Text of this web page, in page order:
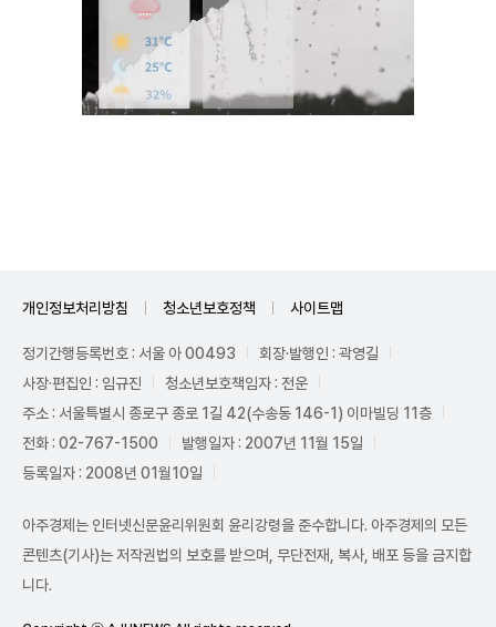
개인정보처리방침 청소년보호정책 사이트맵
정기간행등록번호 : 서울 아 00493
회장·발행인 : 곽영길
사장·편집인 : 임규진
청소년보호책임자 : 전운
주소 : 서울특별시 종로구 종로 1길 42(수송동 146-1) 이마빌딩 11층
전화 : 02-767-1500
발행일자 : 2007년 11월 15일
등록일자 : 2008년 01월10일
아주경제는 인터넷신문윤리위원회 윤리강령을 준수합니다. 아주경제의 모든
콘텐츠(기사)는 저작권법의 보호를 받으며, 무단전재, 복사, 배포 등을 금지합
니다.